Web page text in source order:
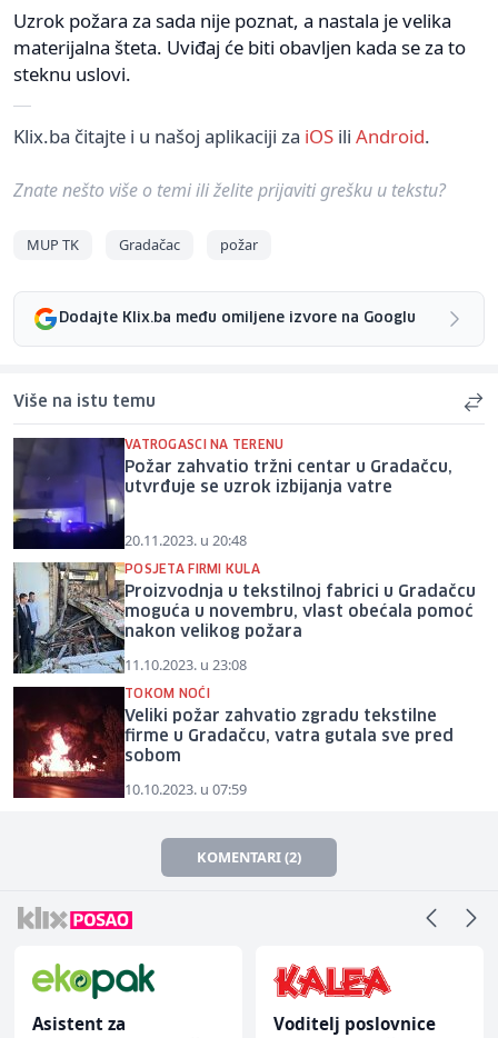
Uzrok požara za sada nije poznat, a nastala je velika
materijalna šteta. Uviđaj će biti obavljen kada se za to
steknu uslovi.
Klix.ba čitajte i u našoj aplikaciji za iOS ili Android.
Znate nešto više o temi ili želite prijaviti grešku u tekstu?
MUP TK Gradačac požar
Dodajte Klix.ba među omiljene izvore na Googlu
Više na istu temu
VATROGASCI NA TERENU
Požar zahvatio tržni centar u Gradačcu,
utvrđuje se uzrok izbijanja vatre
20.11.2023. u 20:48
POSJETA FIRMI KULA
Proizvodnja u tekstilnoj fabrici u Gradačcu
moguća u novembru, vlast obećala pomoć
nakon velikog požara
11.10.2023. u 23:08
TOKOM NOĆI
Veliki požar zahvatio zgradu tekstilne
firme u Gradačcu, vatra gutala sve pred
sobom
10.10.2023. u 07:59
KOMENTARI (2)
Asistent za
Voditelj poslovnice